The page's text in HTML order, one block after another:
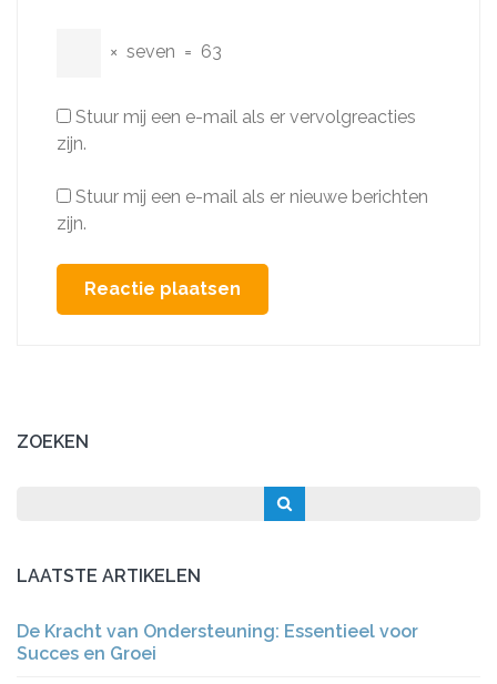
× seven = 63
Stuur mij een e-mail als er vervolgreacties
zijn.
Stuur mij een e-mail als er nieuwe berichten
zijn.
ZOEKEN
LAATSTE ARTIKELEN
De Kracht van Ondersteuning: Essentieel voor
Succes en Groei